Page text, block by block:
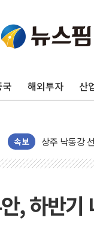
국 해외투자 산
속보
평택 진위면
포항 블루밸
[종합] 김민석
민주당 경북
김민석, 강원
[속보] 민주,
, 하반기